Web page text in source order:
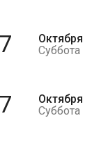
Октября
Суббота
Октября
Суббота